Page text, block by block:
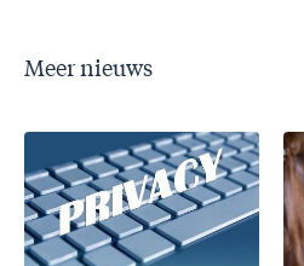
Meer nieuws